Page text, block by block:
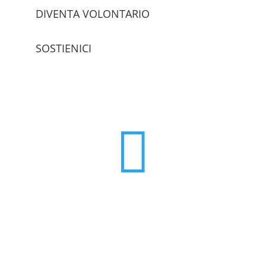
DIVENTA VOLONTARIO
SOSTIENICI
